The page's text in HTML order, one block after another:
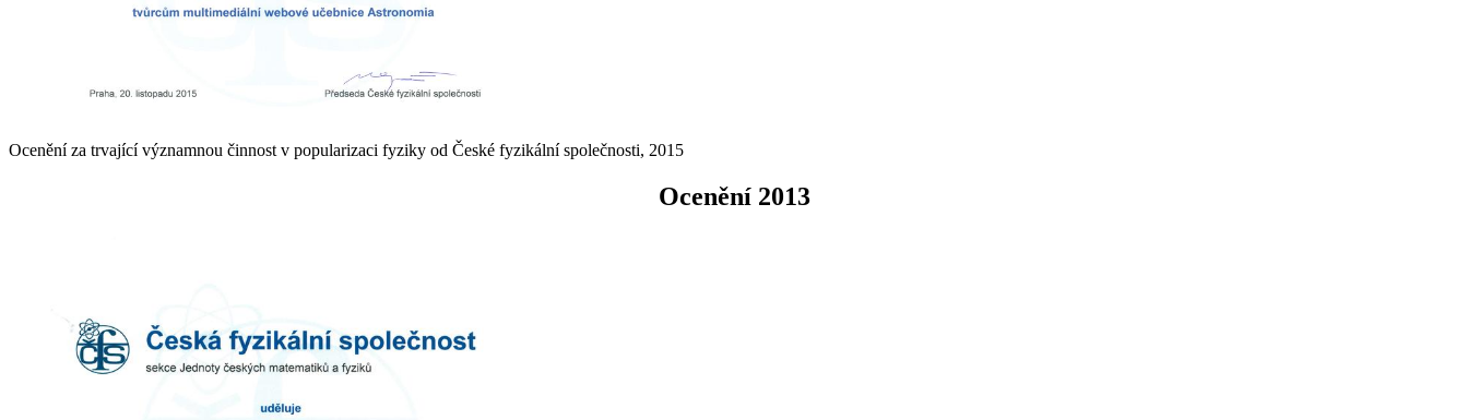
Ocenění za trvající významnou činnost v popularizaci fyziky od České fyzikální společnosti, 2015
Ocenění 2013